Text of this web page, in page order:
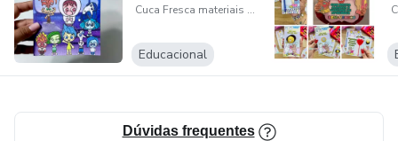
Cuca Fresca materiais pedagógicos
Educacional
Dúvidas frequentes